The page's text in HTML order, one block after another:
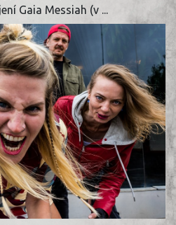
Gaia Messiah (v ...